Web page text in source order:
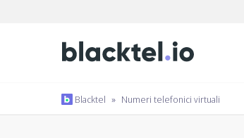
Blacktel » Numeri telefonici virtuali